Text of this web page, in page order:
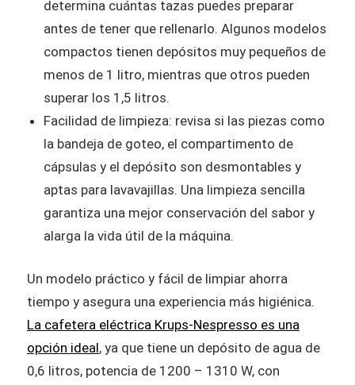
determina cuántas tazas puedes preparar
antes de tener que rellenarlo. Algunos modelos
compactos tienen depósitos muy pequeños de
menos de 1 litro, mientras que otros pueden
superar los 1,5 litros.
Facilidad de limpieza: revisa si las piezas como
la bandeja de goteo, el compartimento de
cápsulas y el depósito son desmontables y
aptas para lavavajillas. Una limpieza sencilla
garantiza una mejor conservación del sabor y
alarga la vida útil de la máquina.
Un modelo práctico y fácil de limpiar ahorra
tiempo y asegura una experiencia más higiénica.
La cafetera eléctrica Krups-Nespresso es una
opción ideal, ya que tiene un depósito de agua de
0,6 litros, potencia de 1200 – 1310 W, con